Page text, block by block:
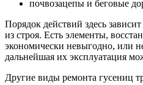
почвозацепы и беговые
Порядок действий здесь
из строя. Есть элементы,
экономически невыгодно, или
дальнейшая их эксплуатация
Другие виды ремонта гусениц